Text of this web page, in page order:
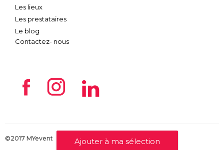
Les lieux
Les prestataires
Le blog
Contactez- nous
©2017 MYevent